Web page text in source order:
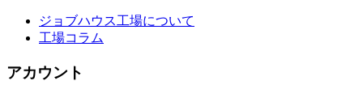
ジョブハウス工場について
工場コラム
アカウント